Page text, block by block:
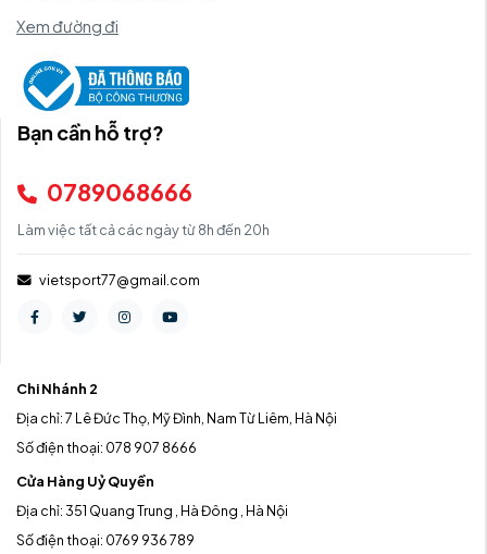
Xem đường đi
Bạn cần hỗ trợ?
0789068666
Làm việc tất cả các ngày từ 8h đến 20h
vietsport77@gmail.com
Chi Nhánh 2
Địa chỉ: 7 Lê Đức Thọ, Mỹ Đình, Nam Từ Liêm, Hà Nội
Số điện thoại: 078 907 8666
Cửa Hàng Uỷ Quyền
Địa chỉ: 351 Quang Trung , Hà Đông , Hà Nội
Số điện thoại: 0769 936 789